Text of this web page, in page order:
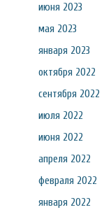
июня 2023
мая 2023
января 2023
октября 2022
сентября 2022
июля 2022
июня 2022
апреля 2022
февраля 2022
января 2022